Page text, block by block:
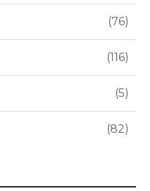
76
116
5
82